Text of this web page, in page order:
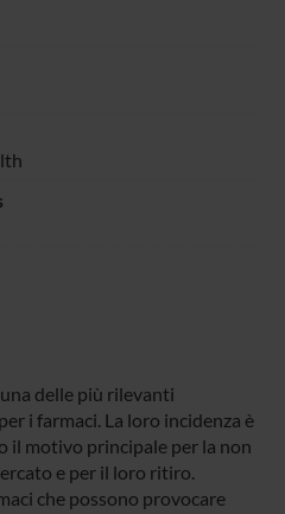
delle più rilevanti
i farmaci. La loro incidenza è
il motivo principale per la non
e per il loro ritiro.
che possono provocare